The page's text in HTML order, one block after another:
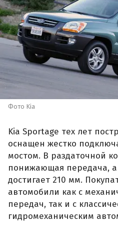
Фото Kia
Kia Sportage тех лет
оснащен жестко
мостом. В раздаточной
понижающая передача,
достигает 210 мм.
автомобили как с
передач, так и с
гидромеханическим